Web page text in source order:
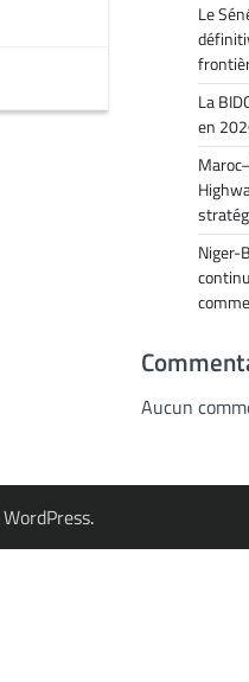
Le
La
en
Niger-
Aucun
WordPress.